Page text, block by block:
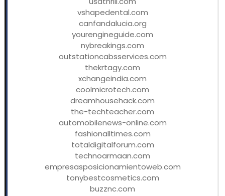
vshapedental.com
canfandalucia.org
yourengineguide.com
nybreakings.com
outstationcabsservices.com
thekrtagy.com
xchangeindia.com
coolmicrotech.com
dreamhousehack.com
the-techteacher.com
automobilenews-online.com
fashionalltimes.com
totaldigitalforum.com
technoarmaan.com
empresasposicionamientoweb.com
tonybestcosmetics.com
buzznc.com